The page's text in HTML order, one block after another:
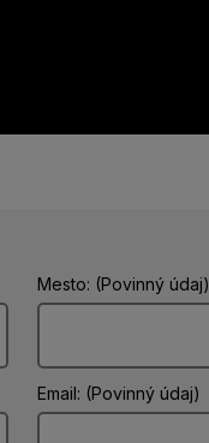
Mesto: (Povinný údaj)
Email: (Povinný údaj)